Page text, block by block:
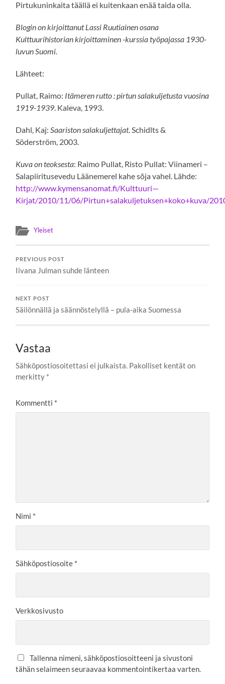
Pirtukuninkaita täällä ei kuitenkaan enää taida olla.
Blogin on kirjoittanut Lassi Ruutiainen osana
Kulttuurihistorian kirjoittaminen -kurssia työpajassa 1930-
luvun Suomi.
Lähteet:
Pullat, Raimo: Itämeren rutto : pirtun salakuljetusta vuosina
1919-1939 . Kaleva, 1993.
Dahl, Kaj: Saariston salakuljettajat. Schidlts &
Söderström, 2003.
Kuva on teoksesta: Raimo Pullat, Risto Pullat: Viinameri –
Salapiiritusevedu Läänemerel kahe sõja vahel. Lähde:
http://www.kymensanomat.fi/Kulttuuri—
Kirjat/2010/11/06/Pirtun+salakuljetuksen+koko+kuva/
Yleiset
PREVIOUS POST
Iivana Julman suhde länteen
NEXT POST
Säilönnällä ja säännöstelyllä – pula-aika Suomessa
Vastaa
Sähköpostiosoitettasi ei julkaista. Pakolliset kentät on
merkitty *
Kommentti *
Nimi *
Sähköpostiosoite *
Verkkosivusto
Tallenna nimeni, sähköpostiosoitteeni ja sivustoni
tähän selaimeen seuraavaa kommentointikertaa varten.